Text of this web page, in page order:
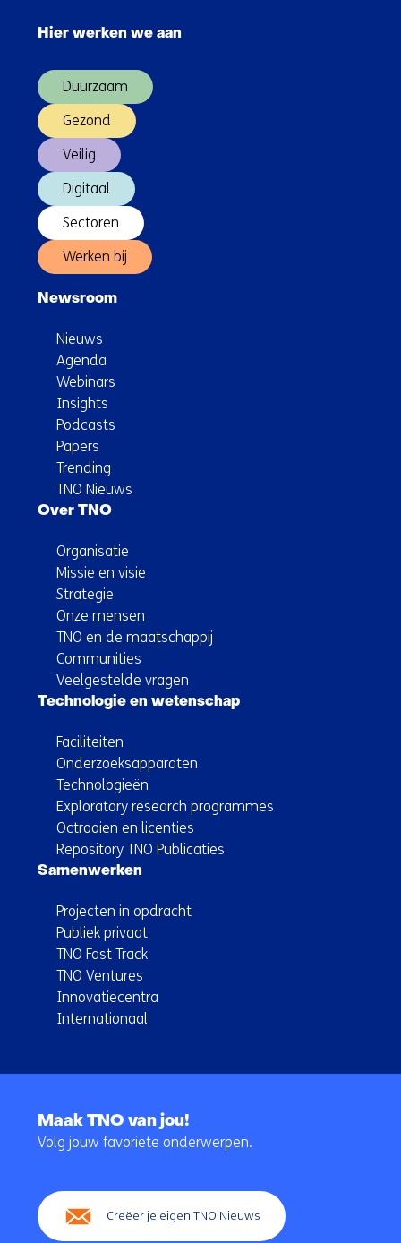
boost
Hier werken we aan
Duurzaam
Gezond
Veilig
Digitaal
Sectoren
Werken bij
Newsroom
Nieuws
Agenda
Webinars
Insights
Podcasts
Papers
Trending
TNO Nieuws
Over TNO
Organisatie
Missie en visie
Strategie
Onze mensen
TNO en de maatschappij
Communities
Veelgestelde vragen
Technologie en wetenschap
Faciliteiten
Onderzoeksapparaten
Technologieën
Exploratory research programmes
Octrooien en licenties
Repository TNO Publicaties
Samenwerken
Projecten in opdracht
Publiek privaat
TNO Fast Track
TNO Ventures
Innovatiecentra
Internationaal
navigatie
Maak TNO van jou!
Volg jouw favoriete onderwerpen.
Creëer je eigen TNO Nieuws